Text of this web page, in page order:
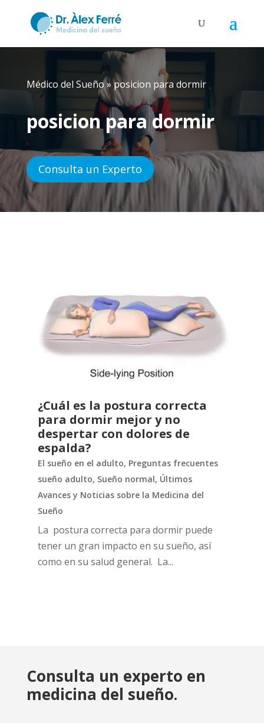
Médico del Sueño» posicion para dormir
posicion para dormir
Consulta un Experto
¿Cuál es la postura correcta
para dormir mejor y no
despertar con dolores de
espalda?
El sueño en el adulto, Preguntas frecuentes
sueño adulto, Sueño normal, Últimos
Avances y Noticias sobre la Medicina del
Sueño
La postura correcta para dormir puede
tener un gran impacto en su sueño, así
como en su salud general. La...
Consulta un experto en
medicina del sueño.